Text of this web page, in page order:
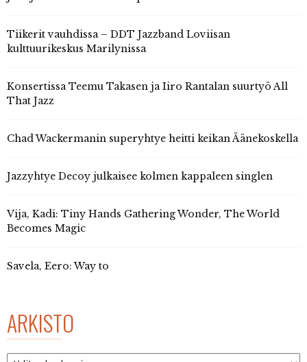
Tiikerit vauhdissa – DDT Jazzband Loviisan
kulttuurikeskus Marilynissa
Konsertissa Teemu Takasen ja Iiro Rantalan suurtyö All
That Jazz
Chad Wackermanin superyhtye heitti keikan Äänekoskella
Jazzyhtye Decoy julkaisee kolmen kappaleen singlen
Vija, Kadi: Tiny Hands Gathering Wonder, The World
Becomes Magic
Savela, Eero: Way to
ARKISTO
Arkisto